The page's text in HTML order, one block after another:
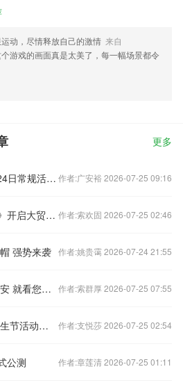
运动，尽情释放自己的激情 来自
游戏的画面真是太美了，每一幅场景都令
更多
《天使幻想》3月22日-3月24日常规活动！ 作者:广安裕 2026-07-25 09:16
3月11日《女仆大人是会长》开启大贸易时代 作者:索欢固 2026-07-25 02:46
强势来袭 作者:姚贵霭 2026-07-24 21:55
《天剑奇侠》条条道路通长安 就看您怎么玩！ 作者:索群厚 2026-07-25 07:55
《夏目的美丽日记》欢庆女生节活动公告 作者:支悦莎 2026-07-25 02:54
公测 作者:章莲清 2026-07-25 01:11